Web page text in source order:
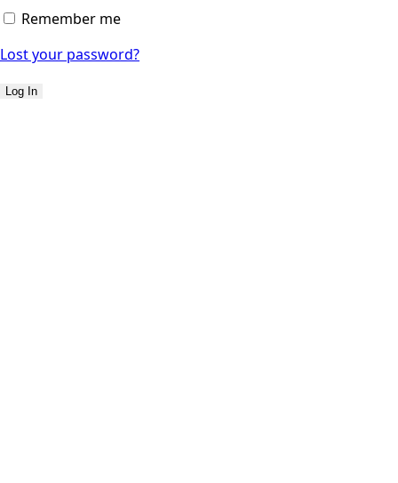
Remember me
Lost your password?